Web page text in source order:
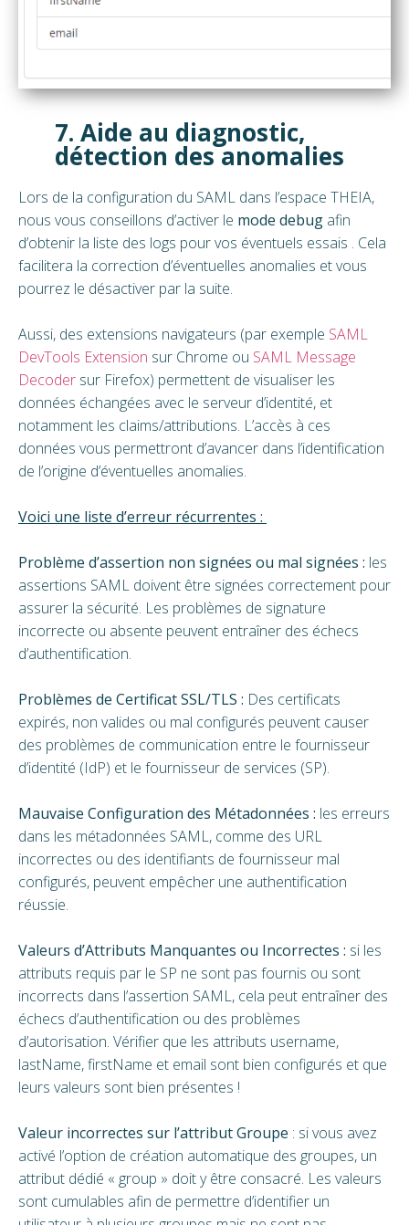
7. Aide au diagnostic,
détection des anomalies
Lors de la configuration du SAML dans l’espace THEIA,
nous vous conseillons d’activer le mode debug afin
d’obtenir la liste des logs pour vos éventuels essais . Cela
facilitera la correction d’éventuelles anomalies et vous
pourrez le désactiver par la suite.
Aussi, des extensions navigateurs (par exemple SAML
DevTools Extension sur Chrome ou SAML Message
Decoder sur Firefox) permettent de visualiser les
données échangées avec le serveur d’identité, et
notamment les claims/attributions. L’accès à ces
données vous permettront d’avancer dans l’identification
de l’origine d’éventuelles anomalies.
Voici une liste d’erreur récurrentes :
Problème d’assertion non signées ou mal signées : les
assertions SAML doivent être signées correctement pour
assurer la sécurité. Les problèmes de signature
incorrecte ou absente peuvent entraîner des échecs
d’authentification.
Problèmes de Certificat SSL/TLS : Des certificats
expirés, non valides ou mal configurés peuvent causer
des problèmes de communication entre le fournisseur
d’identité (IdP) et le fournisseur de services (SP).
Mauvaise Configuration des Métadonnées : les erreurs
dans les métadonnées SAML, comme des URL
incorrectes ou des identifiants de fournisseur mal
configurés, peuvent empêcher une authentification
réussie.
Valeurs d’Attributs Manquantes ou Incorrectes : si les
attributs requis par le SP ne sont pas fournis ou sont
incorrects dans l’assertion SAML, cela peut entraîner des
échecs d’authentification ou des problèmes
d’autorisation. Vérifier que les attributs username,
lastName, firstName et email sont bien configurés et que
leurs valeurs sont bien présentes !
Valeur incorrectes sur l’attribut Groupe : si vous avez
activé l’option de création automatique des groupes, un
attribut dédié « group » doit y être consacré. Les valeurs
sont cumulables afin de permettre d’identifier un